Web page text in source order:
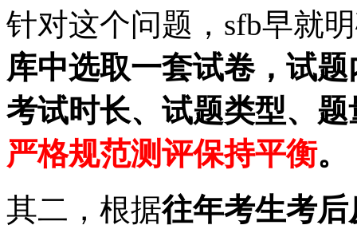
针对这个问题，sfb早就
库中选取一套试卷，试
考试时长、试题类型、
严格规范测评保持平衡。
其二，根据往年考生考